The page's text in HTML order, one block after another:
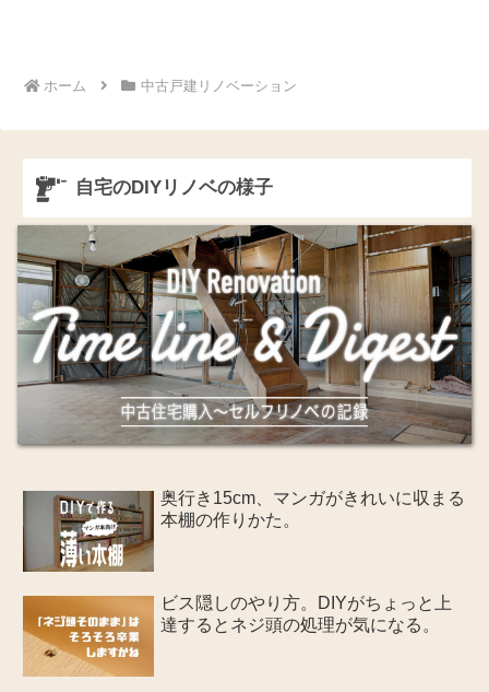
ホーム 中古戸建リノベーション
自宅のDIYリノベの様子
奥行き15cm、マンガがきれいに収まる
本棚の作りかた。
ビス隠しのやり方。DIYがちょっと上
達するとネジ頭の処理が気になる。